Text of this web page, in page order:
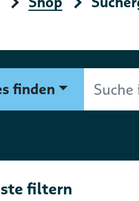
finden
im Shop nach
filtern